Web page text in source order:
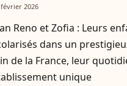
février 2026
Reno et Zofia : Leurs
dans un
de la France, leur
unique